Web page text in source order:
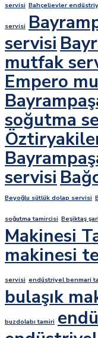
servisi Bahçelievler
servisi
servisi
mutfak
Empero
soğutma
servisi
Beyoğlu sütlük dolap servisi
soğutma tamircisi Beşiktaş
Makinesi
makinesi
servisi endüstriyel benmari
bulaşık
buzdolabı tamiri